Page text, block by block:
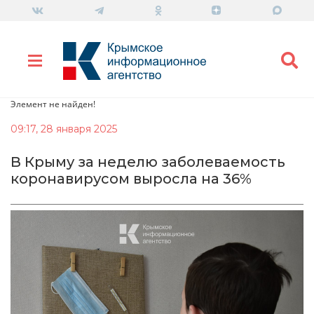
Элемент не найден!
09:17, 28 января 2025
В Крыму за неделю заболеваемость
коронавирусом выросла на 36%